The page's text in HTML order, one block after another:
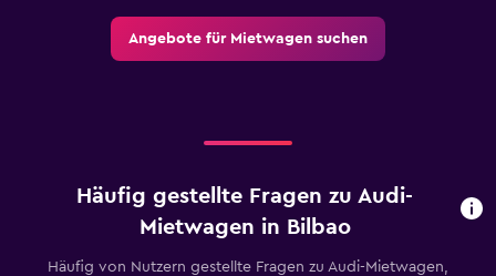
Angebote für Mietwagen suchen
Häufig gestellte Fragen zu Audi-
Mietwagen in Bilbao
Häufig von Nutzern gestellte Fragen zu Audi-Mietwagen,